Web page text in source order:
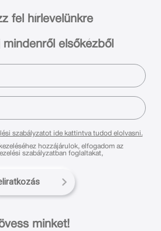
minket!
fel hírlevelünkre
mindenről elsőkézből
szabályzatot ide kattintva tudod elolvasni.
hozzájárulok, elfogadom az
adatvédelmi és adatkezelési szabályzatban foglaltakat,